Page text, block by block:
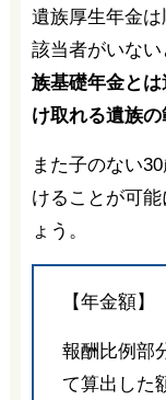
遺族厚生年金は
該当者がいない
族基礎年金と
け取れる遺族
また子のない
けることが可
ょう。
【年金額】
報酬比例部
て算出した